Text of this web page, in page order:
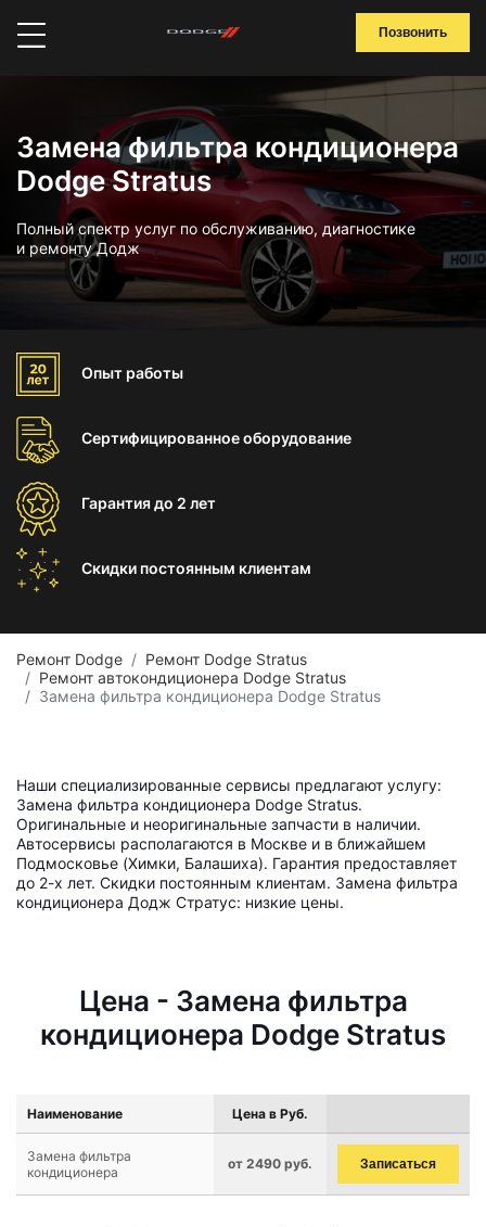
Позвонить
Замена фильтра кондиционера
Dodge Stratus
Полный спектр услуг по обслуживанию, диагностике
и ремонту Додж
Опыт работы
Сертифицированноеоборудование
Гарантиядо 2 лет
Скидки постоянным клиентам
Ремонт Dodge
Ремонт Dodge Stratus
Ремонт автокондиционера Dodge Stratus
Замена фильтра кондиционера Dodge Stratus
Наши специализированные сервисы предлагают услугу:
Замена фильтра кондиционера Dodge Stratus.
Оригинальные и неоригинальные запчасти в наличии.
Автосервисы располагаются в Москве и в ближайшем
Подмосковье (Химки, Балашиха). Гарантия предоставляет
до 2-х лет. Скидки постоянным клиентам. Замена фильтра
кондиционера Додж Стратус: низкие цены.
Цена - Замена фильтра
кондиционера Dodge Stratus
Наименование Цена в Руб.
Замена фильтра
кондиционера
от 2490 руб. Записаться